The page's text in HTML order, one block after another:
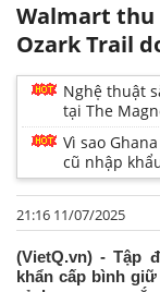
Walmart thu
Ozark Trail
Nghệ thuật
tại The
Vì sao
cũ nhập
21:16 11/07/2025
(VietQ.vn) - Tập
khẩn cấp bình